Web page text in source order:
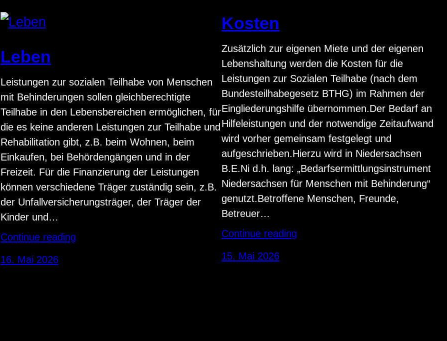
Leben
Leistungen zur sozialen Teilhabe von Menschen
mit Behinderungen sollen gleichberechtigte
Teilhabe in den Lebensbereichen ermöglichen, für
die es keine anderen Leistungen zur Teilhabe und
Rehabilitation gibt, z.B. beim Wohnen, beim
Einkaufen, bei Behördengängen und in der
Freizeit. Für die Finanzierung der Leistungen
können verschiedene Träger zuständig sein, z.B.
der Unfallversicherungsträger, der Träger der
Kinder und…
Continue reading
16. Mai 2026
Kosten
Zusätzlich zur eigenen Miete und der eigenen
Lebenshaltung werden die Kosten für die
Leistungen zur Sozialen Teilhabe (nach dem
Bundesteilhabegesetz BTHG) im Rahmen der
Eingliederungshilfe übernommen.Der Bedarf an
Hilfeleistungen und der notwendige Zeitaufwand
wird vorher gemeinsam festgelegt und
aufgeschrieben.Hierzu wird in Niedersachsen
B.E.Ni d.h. lang: „Bedarfsermittlungsinstrument
Niedersachsen für Menschen mit Behinderung“
genutzt.Betroffene Menschen, Freunde,
Betreuer…
Continue reading
15. Mai 2026